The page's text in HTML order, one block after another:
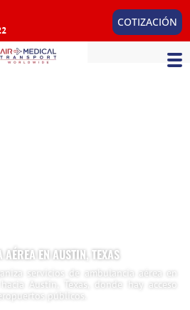
COTIZACIÓN
EN AUSTIN, TEXAS
servicios de ambulancia aérea en
Austin, Texas, donde hay acceso
públicos.